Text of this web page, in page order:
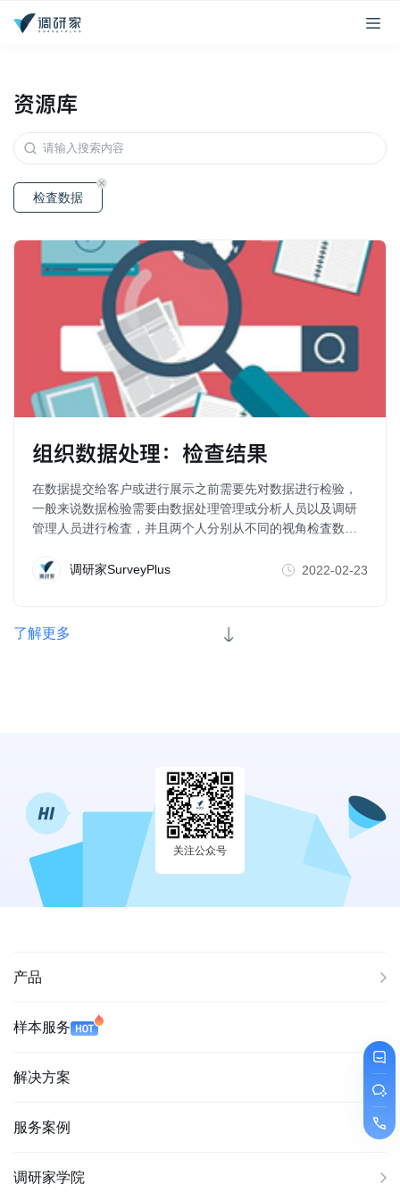
资源库
检査数据
组织数据处理：检查结果
在数据提交给客户或进行展示之前需要先对数据进行检验，
一般来说数据检验需要由数据处理管理或分析人员以及调研
管理人员进行检査，并且两个人分别从不同的视角检査数
调研家SurveyPlus
2022-02-23
了解更多
关注公众号
产品
样本服务
解决方案
服务案例
调研家学院